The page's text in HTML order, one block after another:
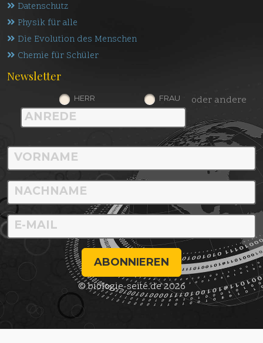
Datenschutz
Physik für alle
Die Evolution des Menschen
Chemie für Schüler
Newsletter
HERR FRAU oder andere
ABONNIEREN
© biologie-seite.de 2026